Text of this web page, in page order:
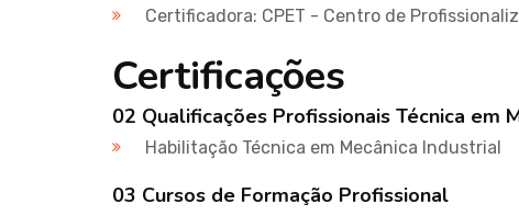
Certificadora: CPET - Centro de
Certificações
02 Qualificações Profissionais Técnica em
Habilitação Técnica em Mecânica Industrial
03 Cursos de Formação Profissional